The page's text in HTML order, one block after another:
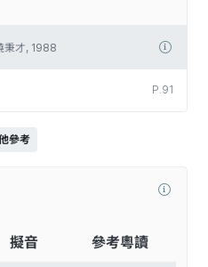
秉才, 1988
P.91
參考
擬音 參考粵讀